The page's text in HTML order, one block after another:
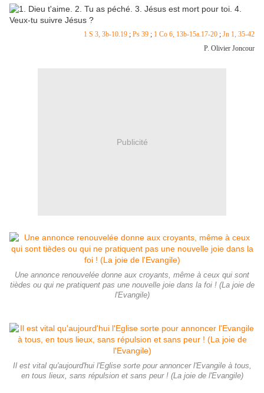
1 S 3, 3b-10.19 ; Ps 39 ; 1 Co 6, 13b-15a.17-20 ; Jn 1, 35-42
P. Olivier Joncour
Publicité
Une annonce renouvelée donne aux croyants, même à ceux qui sont
tièdes ou qui ne pratiquent pas une nouvelle joie dans la foi ! (La joie de
l'Evangile)
Il est vital qu'aujourd'hui l'Eglise sorte pour annoncer l'Evangile à tous,
en tous lieux, sans répulsion et sans peur ! (La joie de l'Evangile)